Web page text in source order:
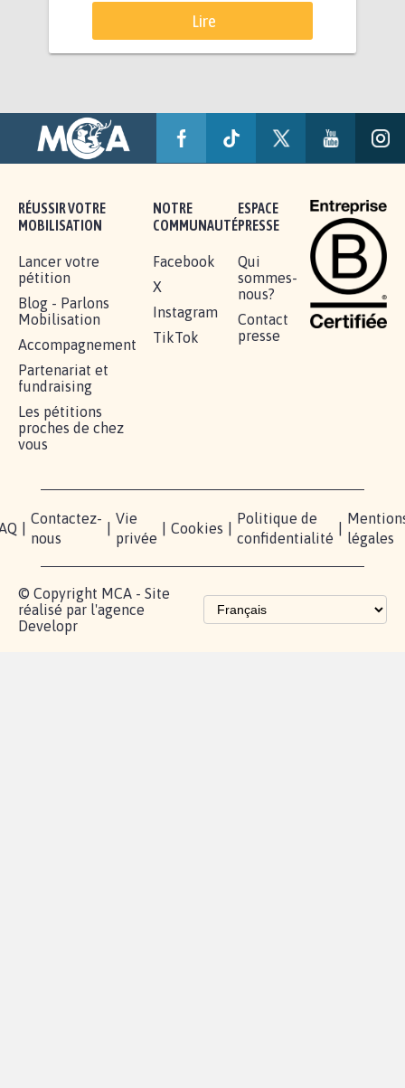
Lire
RÉUSSIR VOTRE
MOBILISATION
Lancer votre
pétition
Blog - Parlons
Mobilisation
Accompagnement
Partenariat et
fundraising
Les pétitions
proches de chez
vous
NOTRE
COMMUNAUTÉ
Facebook
X
Instagram
TikTok
ESPACE
PRESSE
Qui
sommes-
nous?
Contact
presse
Contactez-
nous
Vie
privée
Cookies
Politique de
confidentialité
légales
© Copyright MCA - Site
réalisé par l'agence
Developr